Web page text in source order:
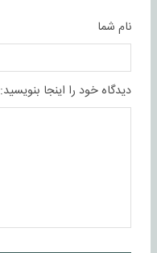
نام شما
دیدگاه خود را اینجا بنویسید: